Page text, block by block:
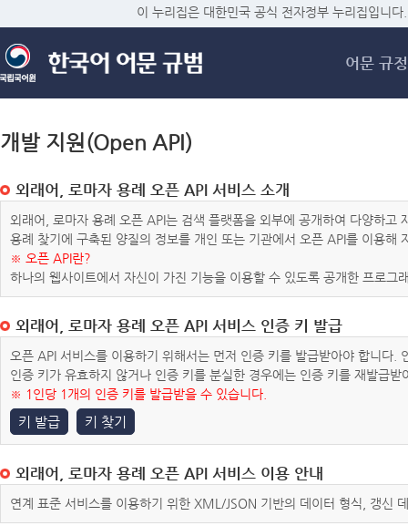
메
이 누리집은 대한민국 공식 전자정부 누리집입니다.
어문 규정
개발 지원(Open API)
외래어, 로마자 용례 오픈 API 서비스 소개
외래어, 로마자 용례 오픈 API는 검색 플랫폼을 외부에 공개하여 다양하
용례 찾기에 구축된 양질의 정보를 개인 또는 기관에서 오픈 API를 이용해
※ 오픈 API란?
하나의 웹사이트에서 자신이 가진 기능을 이용할 수 있도록 공개한 프로그
외래어, 로마자 용례 오픈 API 서비스 인증 키 발급
오픈 API 서비스를 이용하기 위해서는 먼저 인증 키를 발급받아야 합니다
인증 키가 유효하지 않거나 인증 키를 분실한 경우에는 인증 키를 재발급받
※ 1인당 1개의 인증 키를 발급받을 수 있습니다.
키 발급 키 찾기
외래어, 로마자 용례 오픈 API 서비스 이용 안내
연계 표준 서비스를 이용하기 위한 XML/JSON 기반의 데이터 형식, 갱신